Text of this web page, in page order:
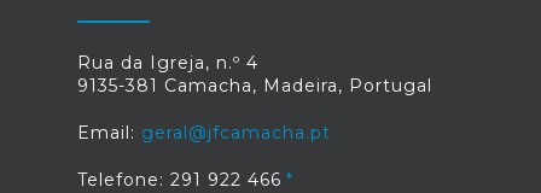
Rua da Igreja, n.º 4
9135-381 Camacha, Madeira, Portugal
Email: geral@jfcamacha.pt
Telefone: 291 922 466